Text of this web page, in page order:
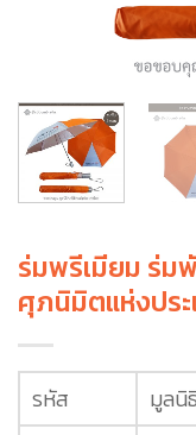
ร่มพรีเมียม ร่ม
ศุภนิมิตแห่งประ
รหัส
มูลนิ